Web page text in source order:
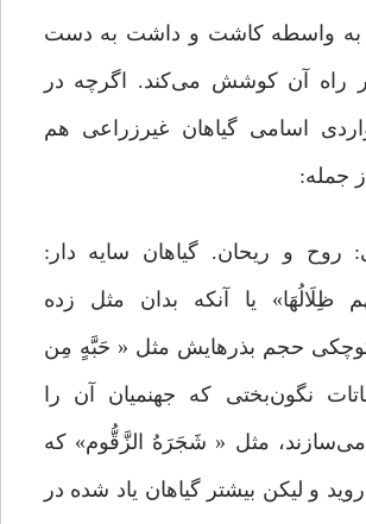
به واسطه کاشت و داشت به دست
راه آن کوشش می‌کند. اگرچه در
اسامی گیاهان غیرزراعی هم
جمله:
روح و ریحان. گیاهان سایه دار:
ظِلَالُهَا» یا آنکه بدان مثل زده
حجم بذرهایش مثل « حَبَّهٍ مِن
نگون‌بختی که جهنمیان آن را
مثل « شَجَرَهُ الزَّقُّوم» که
و لیکن بیشتر گیاهان یاد شده در